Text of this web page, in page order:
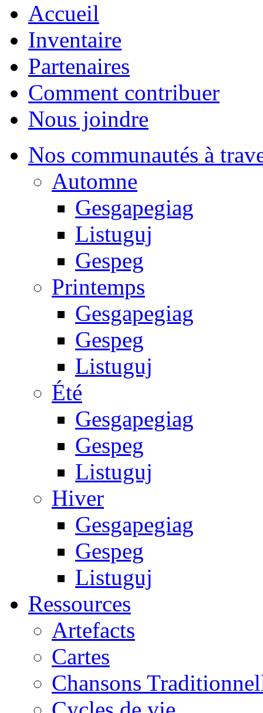
Accueil
Inventaire
Partenaires
Comment contribuer
Nous joindre
Nos communautés à
Automne
Gesgapegiag
Listuguj
Gespeg
Printemps
Gesgapegiag
Gespeg
Listuguj
Été
Gesgapegiag
Gespeg
Listuguj
Hiver
Gesgapegiag
Gespeg
Listuguj
Ressources
Artefacts
Cartes
Chansons